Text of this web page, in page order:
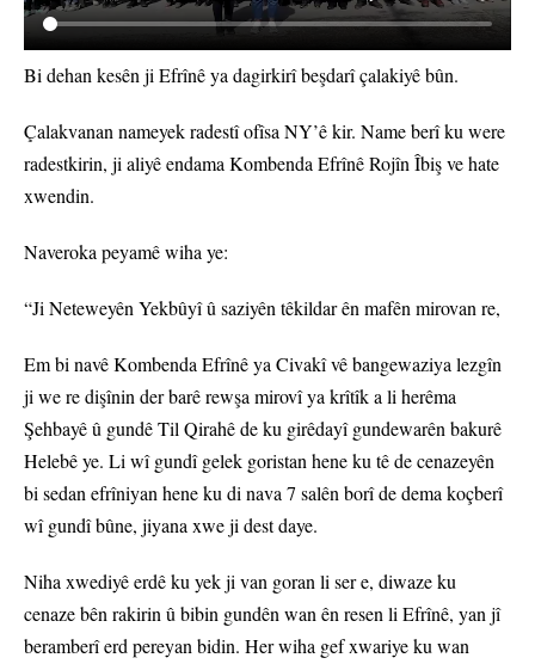
Bi dehan kesên ji Efrînê ya dagirkirî beşdarî çalakiyê bûn.
Çalakvanan nameyek radestî ofîsa NY’ê kir. Name berî ku were
radestkirin, ji aliyê endama Kombenda Efrînê Rojîn Îbiş ve hate
xwendin.
Naveroka peyamê wiha ye:
“Ji Neteweyên Yekbûyî û saziyên têkildar ên mafên mirovan re,
Em bi navê Kombenda Efrînê ya Civakî vê bangewaziya lezgîn
ji we re dişînin der barê rewşa mirovî ya krîtîk a li herêma
Şehbayê û gundê Til Qirahê de ku girêdayî gundewarên bakurê
Helebê ye. Li wî gundî gelek goristan hene ku tê de cenazeyên
bi sedan efrîniyan hene ku di nava 7 salên borî de dema koçberî
wî gundî bûne, jiyana xwe ji dest daye.
Niha xwediyê erdê ku yek ji van goran li ser e, diwaze ku
cenaze bên rakirin û bibin gundên wan ên resen li Efrînê, yan jî
beramberî erd pereyan bidin. Her wiha gef xwariye ku wan